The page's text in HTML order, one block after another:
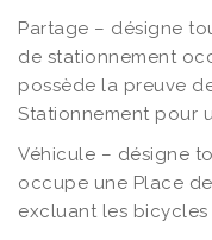
Partage – désigne
de stationnement
possède la preuve
Stationnement pour
Véhicule – désigne
occupe une Place
excluant les bicycles